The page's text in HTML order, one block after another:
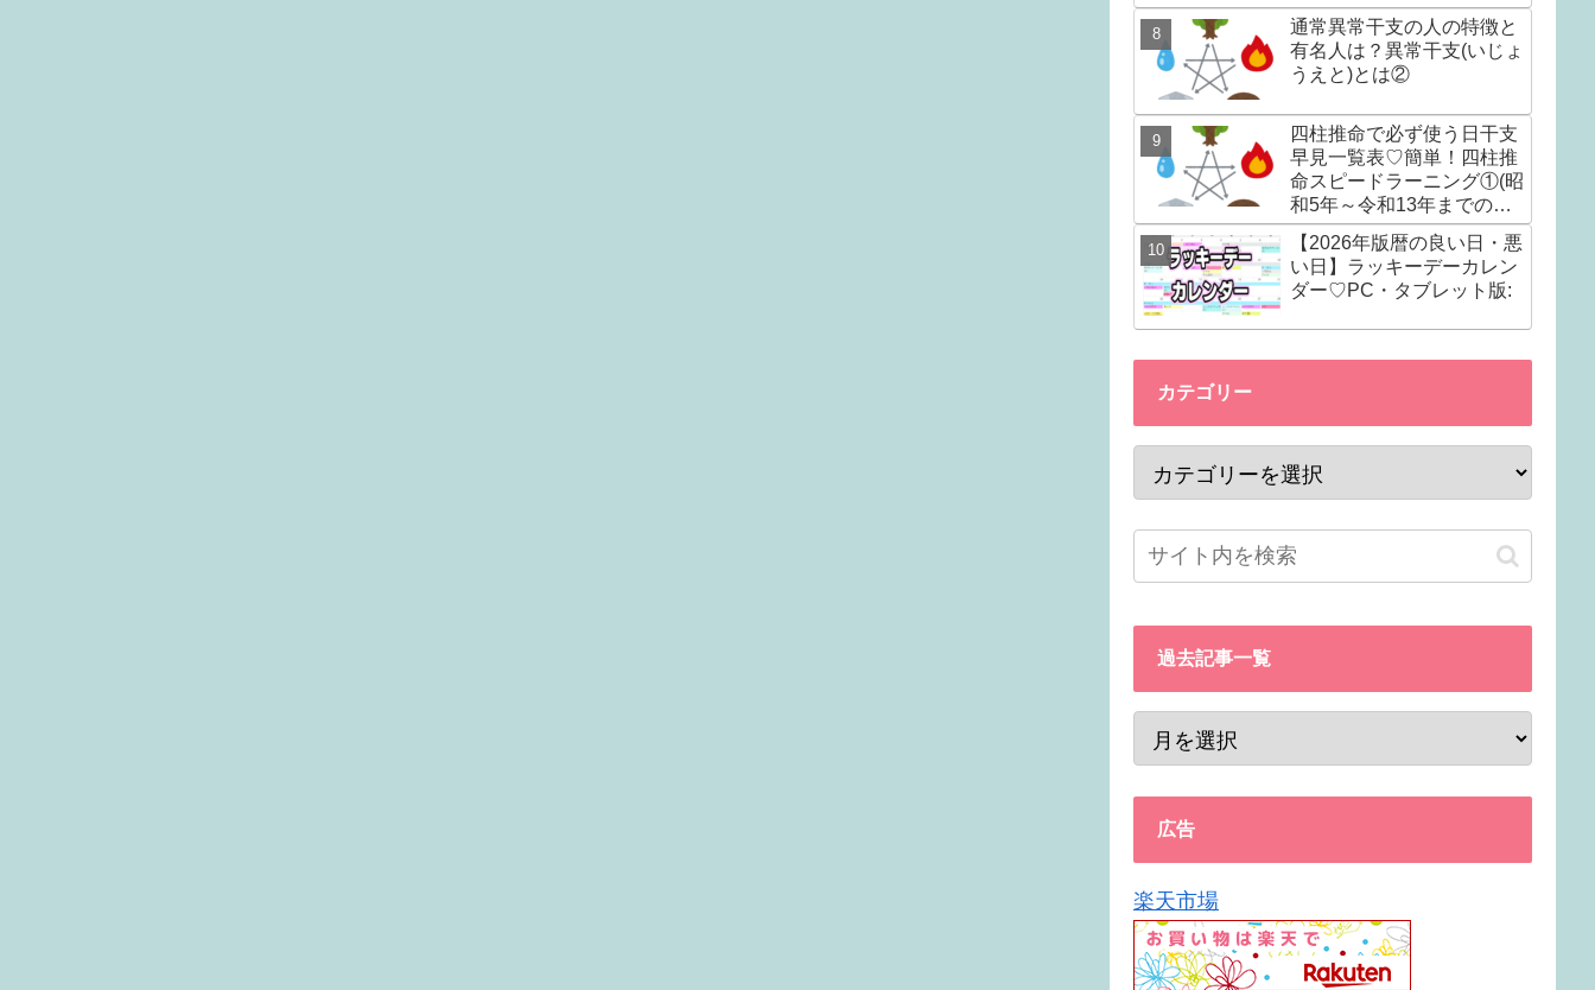
通常異常干支の人の特徴と
有名人は？異常干支(いじょ
うえと)とは②
四柱推命で必ず使う日干支
早見一覧表♡簡単！四柱推
命スピードラーニング①(昭
和5年～令和13年までの早
見表)
【2026年版暦の良い日・悪
い日】ラッキーデーカレン
ダー♡PC・タブレット版:
カテゴリー
過去記事一覧
広告
楽天市場